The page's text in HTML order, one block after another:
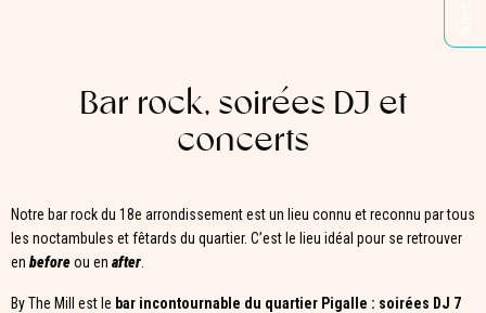
Bar rock, soirées DJ et
concerts
Notre bar rock du 18e arrondissement est un lieu connu et reconnu par tous
les noctambules et fêtards du quartier. C’est le lieu idéal pour se retrouver
en beforeou en after
By The Mill est le bar incontournable du quartier Pigalle : soirées DJ 7